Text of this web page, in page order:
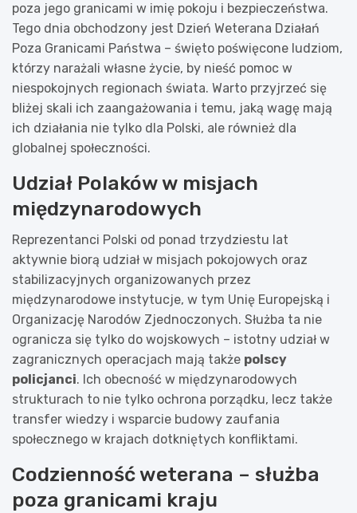
poza jego granicami w imię pokoju i bezpieczeństwa.
Tego dnia obchodzony jest Dzień Weterana Działań
Poza Granicami Państwa – święto poświęcone ludziom,
którzy narażali własne życie, by nieść pomoc w
niespokojnych regionach świata. Warto przyjrzeć się
bliżej skali ich zaangażowania i temu, jaką wagę mają
ich działania nie tylko dla Polski, ale również dla
globalnej społeczności.
Udział Polaków w misjach
międzynarodowych
Reprezentanci Polski od ponad trzydziestu lat
aktywnie biorą udział w misjach pokojowych oraz
stabilizacyjnych organizowanych przez
międzynarodowe instytucje, w tym Unię Europejską i
Organizację Narodów Zjednoczonych. Służba ta nie
ogranicza się tylko do wojskowych – istotny udział w
zagranicznych operacjach mają także polscy
policjanci. Ich obecność w międzynarodowych
strukturach to nie tylko ochrona porządku, lecz także
transfer wiedzy i wsparcie budowy zaufania
społecznego w krajach dotkniętych konfliktami.
Codzienność weterana – służba
poza granicami kraju